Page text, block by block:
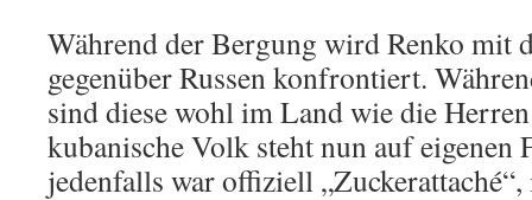
Während der Bergung wird Renko mit
gegenüber Russen konfrontiert.
sind diese wohl im Land wie die
kubanische Volk steht nun auf eigenen
jedenfalls war offiziell